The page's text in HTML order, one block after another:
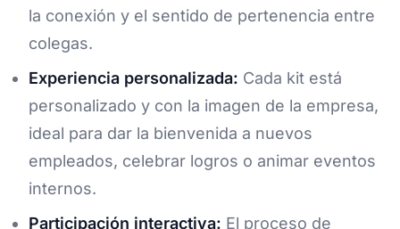
la conexión y el sentido de pertenencia entre
colegas.
Experiencia personalizada: Cada kit está
personalizado y con la imagen de la empresa,
ideal para dar la bienvenida a nuevos
empleados, celebrar logros o animar eventos
internos.
Participación interactiva: El proceso de